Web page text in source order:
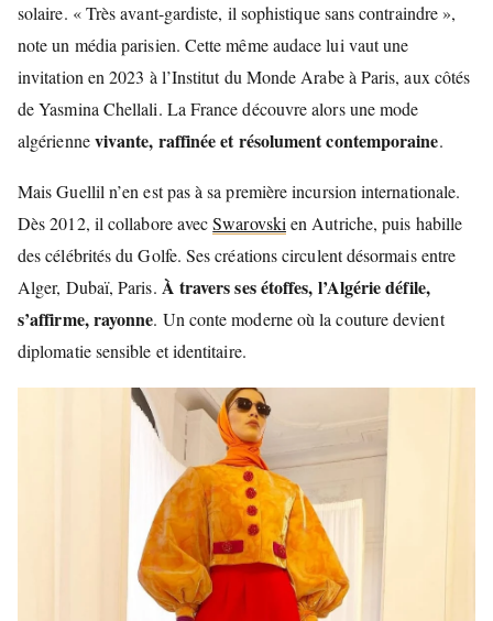
solaire. « Très avant-gardiste, il sophistique sans contraindre »,
note un média parisien. Cette même audace lui vaut une
invitation en 2023 à l’Institut du Monde Arabe à Paris, aux côtés
de Yasmina Chellali. La France découvre alors une mode
algériennevivante, raffinée et résolument contemporaine.
Mais Guellil n’en est pas à sa première incursion internationale.
Dès 2012, il collabore avecSwarovski en Autriche, puis habille
des célébrités du Golfe. Ses créations circulent désormais entre
Alger, Dubaï, Paris. À travers ses étoffes, l’Algérie défile,
s’affirme, rayonne. Un conte moderne où la couture devient
diplomatie sensible et identitaire.